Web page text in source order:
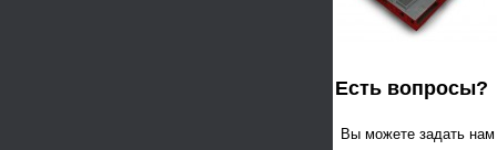
Есть вопросы?
Вы можете задать